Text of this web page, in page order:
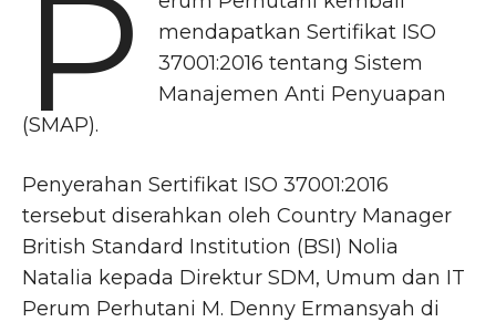
P
mendapatkan Sertifikat ISO
37001:2016 tentang Sistem
Manajemen Anti Penyuapan
(SMAP).
Penyerahan Sertifikat ISO 37001:2016
tersebut diserahkan oleh Country Manager
British Standard Institution (BSI) Nolia
Natalia kepada Direktur SDM, Umum dan IT
Perum Perhutani M. Denny Ermansyah di